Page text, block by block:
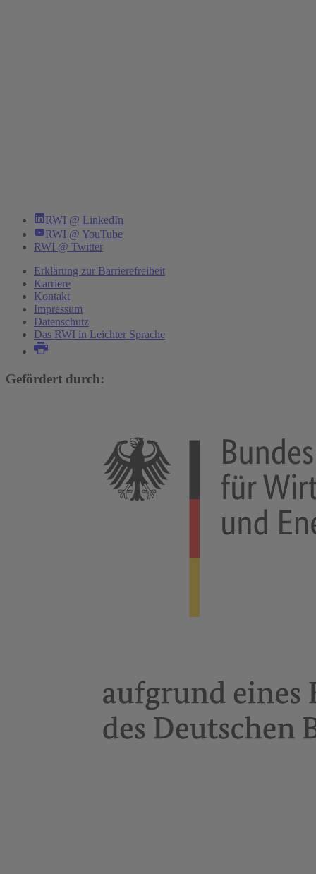
RWI @ LinkedIn
RWI @ YouTube
RWI @ Twitter
Erklärung zur Barrierefreiheit
Karriere
Kontakt
Impressum
Datenschutz
Das RWI in Leichter Sprache
Gefördert durch: